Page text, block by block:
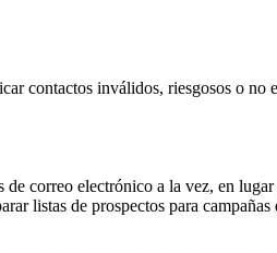
contactos inválidos, riesgosos o no
correo electrónico a la vez, en
listas de prospectos para